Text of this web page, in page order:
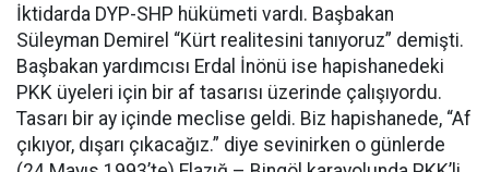
İktidarda DYP-SHP hükümeti vardı. Başbakan
Süleyman Demirel “Kürt realitesini tanıyoruz” demişti.
Başbakan yardımcısı Erdal İnönü ise hapishanedeki
PKK üyeleri için bir af tasarısı üzerinde çalışıyordu.
Tasarı bir ay içinde meclise geldi. Biz hapishanede, “Af
çıkıyor, dışarı çıkacağız.” diye sevinirken o günlerde